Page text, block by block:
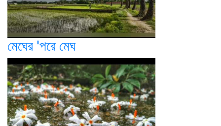
মেঘের 'পরে মেঘ